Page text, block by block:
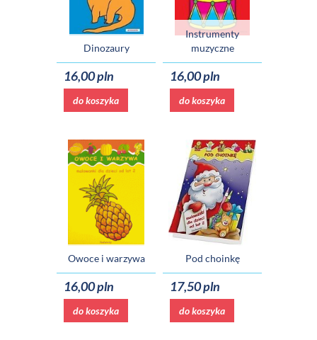
Dinozaury
16,00 pln
do koszyka
Instrumenty
muzyczne
16,00 pln
do koszyka
Owoce i warzywa
16,00 pln
do koszyka
Pod choinkę
17,50 pln
do koszyka